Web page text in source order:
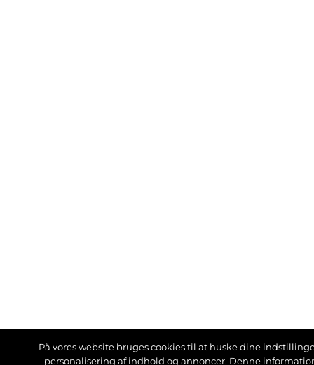
På vores website bruges cookies til at huske dine
personalisering af indhold og annoncer. Denne